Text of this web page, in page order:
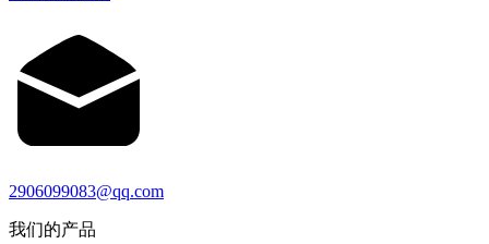
2906099083@qq.com
我们的产品